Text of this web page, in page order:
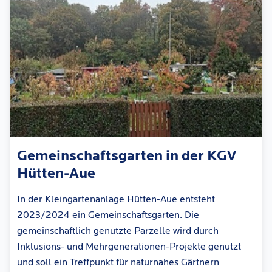
Gemeinschaftsgarten in der KGV
Hütten-Aue
In der Kleingartenanlage Hütten-Aue entsteht
2023/2024 ein Gemeinschaftsgarten. Die
gemeinschaftlich genutzte Parzelle wird durch
Inklusions- und Mehrgenerationen-Projekte genutzt
und soll ein Treffpunkt für naturnahes Gärtnern